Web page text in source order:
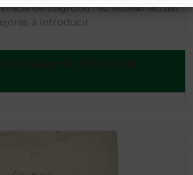
de Logroño : su estado actual
a introducir